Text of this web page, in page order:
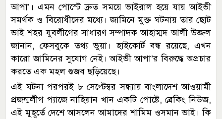
আপা’। এমন পোস্টে দ্রুত সময়ে ভাইরাল হয়ে যায় আইভী
সমর্থক ও বিরোধীদের মধ্যে। জামিনে মুক্ত ঘটনায় তার ছোট
ভাই শহর যুবলীগের সাধারণ সম্পাদক আহাম্মদ আলী উজ্জল
জানান, ফেসবুকে তথ্য ভুয়া। হাইকোর্ট বন্ধ রয়েছে, এখন
কারো জামিনের সুযোগ নেই। আইভী আপা’র বিরুদ্ধে অপ্রচার
করতে এক মহল গুজব ছড়িয়েছে।
এই ঘটনা পরপরই ৮ সেপ্টেম্বর সন্ধ্যায় বাংলাদেশ আওয়ামী
প্রজন্মলীগ প্যাজে নাহিয়ান খান একটি পোষ্টে, ব্রেকিং নিউজ,
এই মুহূর্তে দেশে আসলেন আমাদের শামিম ওসমান ভাই। কি